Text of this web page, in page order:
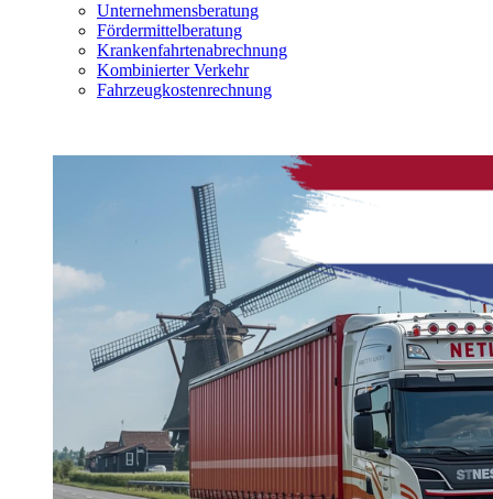
Unternehmensberatung
Fördermittelberatung
Krankenfahrtenabrechnung
Kombinierter Verkehr
Fahrzeugkostenrechnung